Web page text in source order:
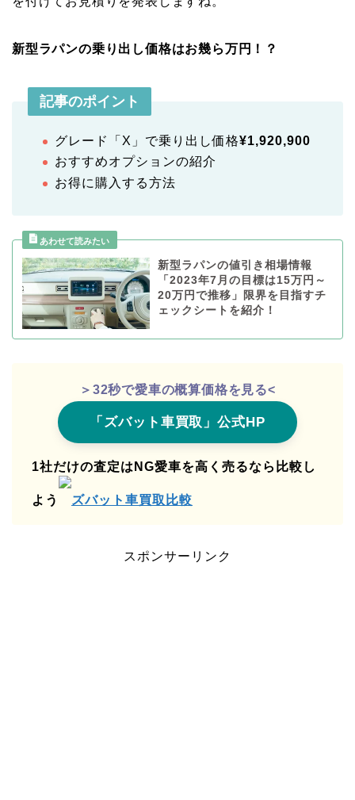
新型ラパンの乗り出し価格はお幾ら万円！？
記事のポイント
グレード「X」で乗り出し価格¥1,920,900
おすすめオプションの紹介
お得に購入する方法
新型ラパンの値引き相場情報
「2023年7月の目標は15万円～
20万円で推移」限界を目指すチ
ェックシートを紹介！
＞32秒で愛車の概算価格を見る<
「ズバット車買取」公式HP
1社だけの査定はNG愛車を高く売るなら比較し
よう ズバット車買取比較
スポンサーリンク